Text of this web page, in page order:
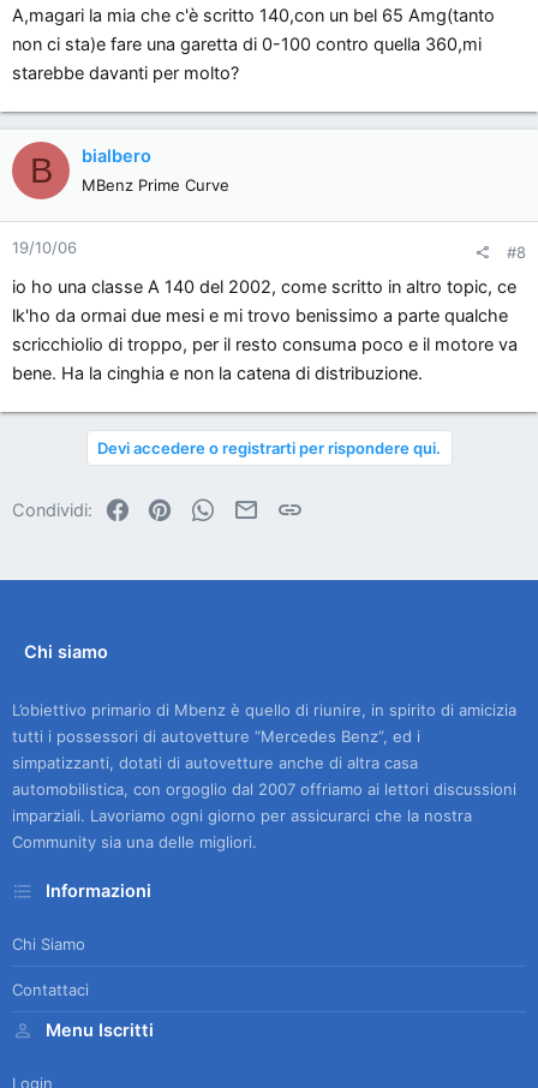
A,magari la mia che c'è scritto 140,con un bel 65 Amg(tanto
non ci sta)e fare una garetta di 0-100 contro quella 360,mi
starebbe davanti per molto?
B bialbero
MBenz Prime Curve
19/10/06 #8
io ho una classe A 140 del 2002, come scritto in altro topic, ce
lk'ho da ormai due mesi e mi trovo benissimo a parte qualche
scricchiolio di troppo, per il resto consuma poco e il motore va
bene. Ha la cinghia e non la catena di distribuzione.
Devi accedere o registrarti per rispondere qui.
Condividi: FacebookPinterestWhatsApp
Email
Chi siamo
L’obiettivo primario di Mbenz è quello di riunire, in spirito di amicizia
tutti i possessori di autovetture “Mercedes Benz”, ed i
simpatizzanti, dotati di autovetture anche di altra casa
automobilistica, con orgoglio dal 2007 offriamo ai lettori discussioni
imparziali. Lavoriamo ogni giorno per assicurarci che la nostra
Community sia una delle migliori.
Informazioni
Chi Siamo
Contattaci
Menu Iscritti
Login